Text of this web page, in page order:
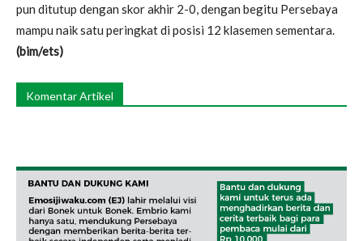
pun ditutup dengan skor akhir 2-0, dengan begitu Persebaya
mampu naik satu peringkat di posisi 12 klasemen sementara.
(bim/ets)
Komentar Artikel